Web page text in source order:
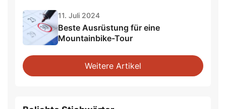
11. Juli 2024
Beste Ausrüstung für eine
Mountainbike-Tour
Weitere Artikel